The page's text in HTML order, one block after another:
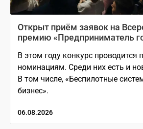
Открыт приём заявок на
премию «Предприниматель
В этом году конкурс проводится
номинациям. Среди них есть и
В том числе, «Беспилотные
бизнес».
06.08.2026